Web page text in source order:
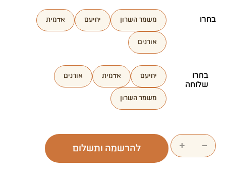
משמר השרון יחיעם אדמית
אורנים
שלוחה
יחיעם אדמית אורנים
משמר השרון
−
+ להרשמה ותשלום